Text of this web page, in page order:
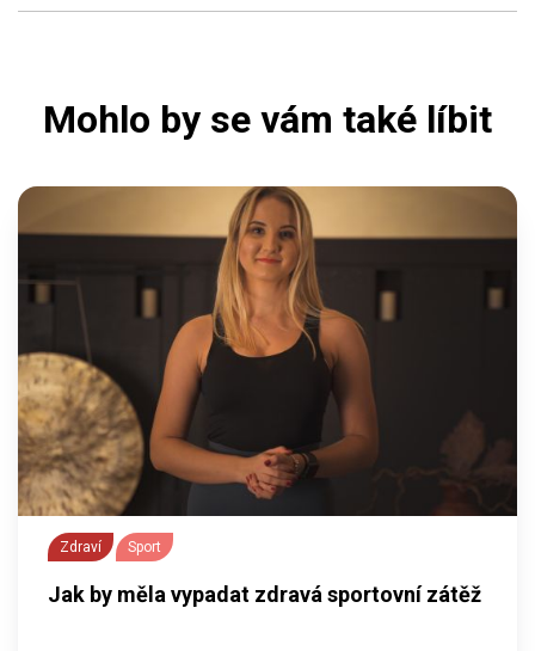
Mohlo by se vám také líbit
Zdraví Sport
Jak by měla vypadat zdravá sportovní zátěž